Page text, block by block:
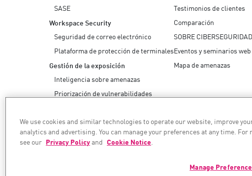
SASE
Workspace Security
Seguridad de correo electrónico
Plataforma de protección de terminales
Gestión de la exposición
Inteligencia sobre amenazas
Priorización de vulnerabilidades
Informe de seguridad de IA
Testimonios de clientes
Comparación
SOBRE
Eventos y seminarios web
Mapa de amenazas
©1994–2026 Check Point Software Technologies Ltd. Todos los derechos reservados.
We use cookies and similar technologies to operate our website, improve
analytics and advertising. You can manage your preferences at any time.
see our Privacy Policyand Cookie Notice.
Manage